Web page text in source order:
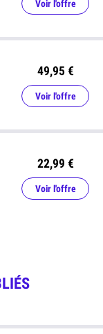
49,95 €
Voir l'offre
Voir l'offre
22,99 €
Voir l'offre